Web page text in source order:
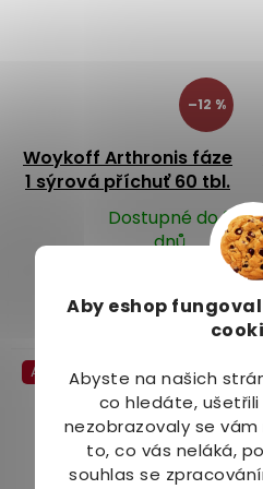
Aby eshop
Abyste na našich
co hledáte,
nezobrazovaly se
to, co vás neláká,
souhlas se
–12 %
Woykoff Arthronis fáze
1 sýrová příchuť 60 tbl.
hodnocení
z
5
hvězdiček.
Dostupné do 2
dnů
Do košíku
Akce